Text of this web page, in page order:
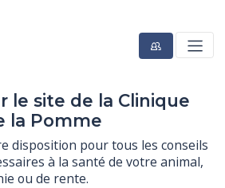
le site de la Clinique
la Pomme
disposition pour tous les conseils
à la santé de votre animal,
ou de rente.